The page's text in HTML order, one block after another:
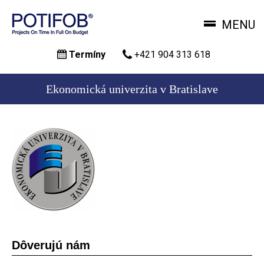
hlavný
MENU
Termíny +421 904 313 618
Ekonomická univerzita v Bratislave
Dôverujú nám